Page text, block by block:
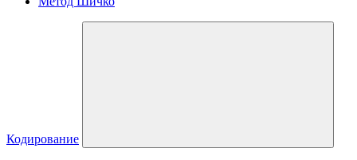
Кодирование